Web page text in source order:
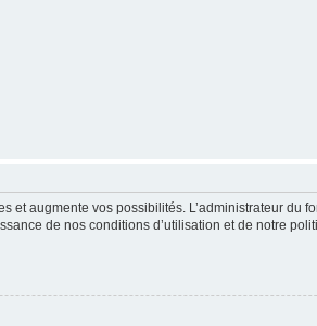
augmente vos possibilités. L’administrateur du
de nos conditions d’utilisation et de notre